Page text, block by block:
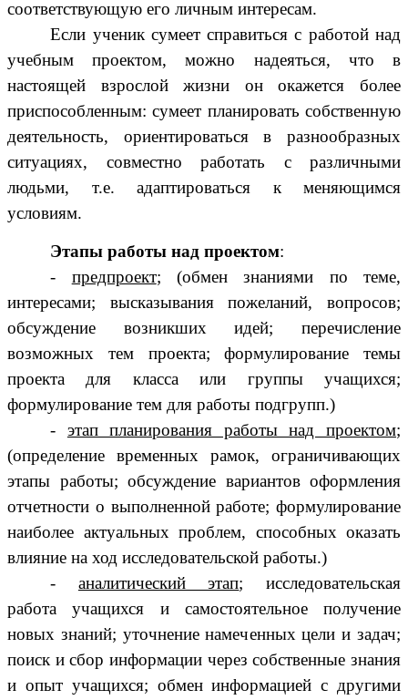
соответствующую его личным интересам.
Если ученик сумеет справиться с работой над
учебным проектом, можно надеяться, что в
настоящей взрослой жизни он окажется более
приспособленным: сумеет планировать собственную
деятельность, ориентироваться в разнообразных
ситуациях, совместно работать с различными
людьми, т.е. адаптироваться к меняющимся
условиям.
Этапы работы над проектом:
- предпроект; (обмен знаниями по теме,
интересами; высказывания пожеланий, вопросов;
обсуждение возникших идей; перечисление
возможных тем проекта; формулирование темы
проекта для класса или группы учащихся;
формулирование тем для работы подгрупп.)
- этап планирования работы над проектом;
(определение временных рамок, ограничивающих
этапы работы; обсуждение вариантов оформления
отчетности о выполненной работе; формулирование
наиболее актуальных проблем, способных оказать
влияние на ход исследовательской работы.)
- аналитический этап; исследовательская
работа учащихся и самостоятельное получение
новых знаний; уточнение намеченных цели и задач;
поиск и сбор информации через собственные знания
и опыт учащихся; обмен информацией с другими